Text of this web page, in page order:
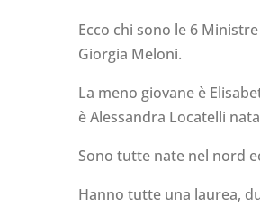
Ecco chi sono le 6
Giorgia Meloni.
La meno giovane è
è Alessandra Locatelli
Sono tutte nate nel nord
Hanno tutte una laurea,